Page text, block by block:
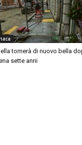
tornerà di nuovo bella
sette anni